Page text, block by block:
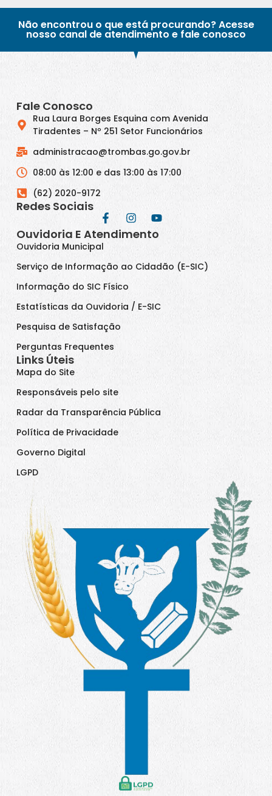
Não encontrou o que está procurando? Acesse
nosso canal de atendimento e fale conosco
Fale Conosco
Rua Laura Borges Esquina com Avenida
Tiradentes – Nº 251 Setor Funcionários
administracao@trombas.go.gov.br
08:00 às 12:00 e das 13:00 às 17:00
(62) 2020-9172
Redes Sociais
Ouvidoria E Atendimento
Ouvidoria Municipal
Serviço de Informação ao Cidadão (E-SIC)
Informação do SIC Físico
Estatísticas da Ouvidoria / E-SIC
Pesquisa de Satisfação
Perguntas Frequentes
Links Úteis
Mapa do Site
Responsáveis pelo site
Radar da Transparência Pública
Política de Privacidade
Governo Digital
LGPD